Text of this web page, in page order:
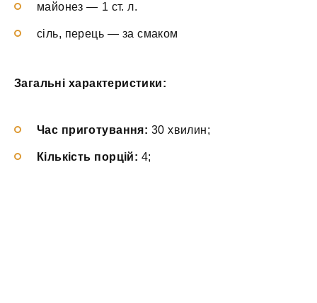
майонез — 1 ст. л.
сіль, перець — за смаком
Загальні характеристики:
Час приготування: 30 хвилин;
Кількість порцій: 4;